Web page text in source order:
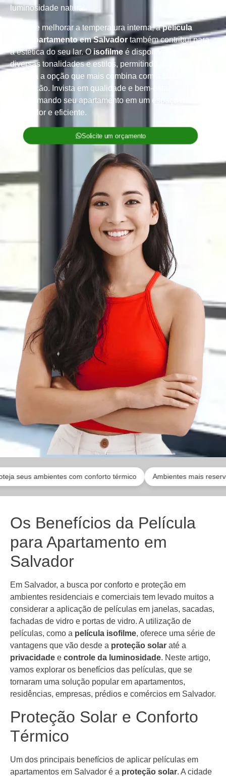
luminosidade natural.
Além de melhorar a temperatura interna, apelícula
para apartamento em Salvador também contribui para
a estética do seu lar. Oisofilme é disponível em
diversas tonalidades e estilos, permitindo que você
escolha a opção que mais combina com a sua
decoração. Invista em qualidade e bem-estar,
transformando seu apartamento em um espaço mais
acolhedor e eficiente.
Solicite um orçamento
ambientes com conforto térmico Ambientes mais reservados
Os Benefícios da Película
para Apartamento em
Salvador
Em Salvador, a busca por conforto e proteção em
ambientes residenciais e comerciais tem levado muitos a
considerar a aplicação de películas em janelas, sacadas,
fachadas de vidro e portas de vidro. A utilização de
películas, como a película isofilme, oferece uma série de
vantagens que vão desde a proteção solar até a
privacidade e controle da luminosidade. Neste artigo,
vamos explorar os benefícios das películas, que se
tornaram uma solução popular em apartamentos,
residências, empresas, prédios e comércios em Salvador.
Proteção Solar e Conforto
Térmico
Um dos principais benefícios de aplicar películas em
apartamentos em Salvador é a proteção solar. A cidade